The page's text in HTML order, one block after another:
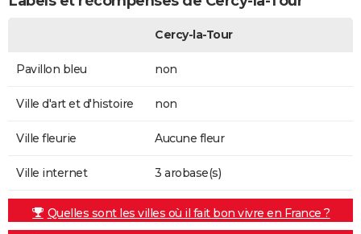
Cercy-la-Tour
Pavillon bleu non
Ville d'art et d'histoire non
Ville fleurie Aucune fleur
Ville internet 3 arobase(s)
Quelles sont les villes où il fait bon vivre en France ?